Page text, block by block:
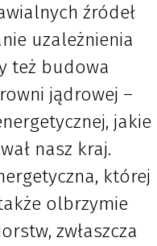
źródeł
uzależnienia
też budowa
jądrowej –
jakie
nasz kraj.
której
olbrzymie
zwłaszcza